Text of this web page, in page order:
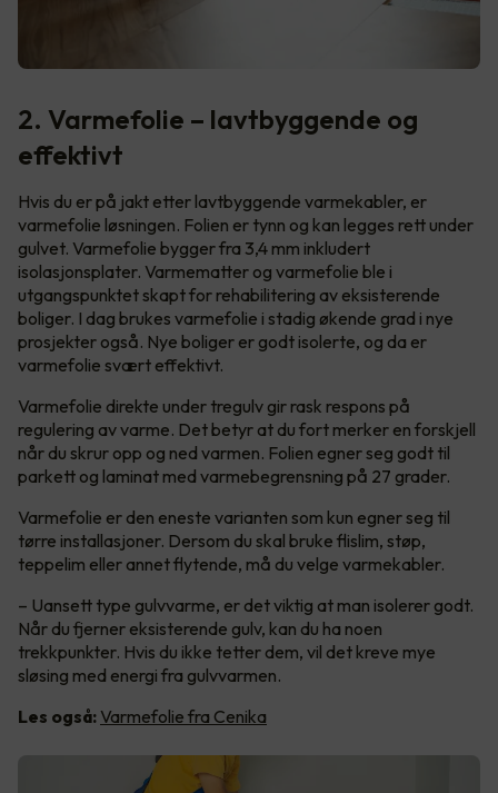
2. Varmefolie – lavtbyggende og
effektivt
Hvis du er på jakt etter lavtbyggende varmekabler, er
varmefolie løsningen. Folien er tynn og kan legges rett under
gulvet. Varmefolie bygger fra 3,4 mm inkludert
isolasjonsplater. Varmematter og varmefolie ble i
utgangspunktet skapt for rehabilitering av eksisterende
boliger. I dag brukes varmefolie i stadig økende grad i nye
prosjekter også. Nye boliger er godt isolerte, og da er
varmefolie svært effektivt.
Varmefolie direkte under tregulv gir rask respons på
regulering av varme. Det betyr at du fort merker en forskjell
når du skrur opp og ned varmen. Folien egner seg godt til
parkett og laminat med varmebegrensning på 27 grader.
Varmefolie er den eneste varianten som kun egner seg til
tørre installasjoner. Dersom du skal bruke flislim, støp,
teppelim eller annet flytende, må du velge varmekabler.
– Uansett type gulvvarme, er det viktig at man isolerer godt.
Når du fjerner eksisterende gulv, kan du ha noen
trekkpunkter. Hvis du ikke tetter dem, vil det kreve mye
sløsing med energi fra gulvvarmen.
Les også: Varmefolie fra Cenika